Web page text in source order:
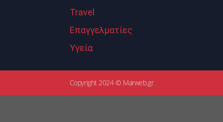
Travel
Επαγγελματίες
Υγεία
Copyright 2024 © Marweb.gr